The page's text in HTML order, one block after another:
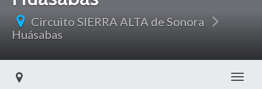
Circuito SIERRA ALTA de Sonora
Huásabas